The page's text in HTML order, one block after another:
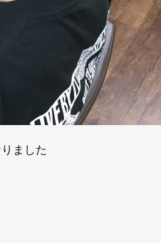
ました